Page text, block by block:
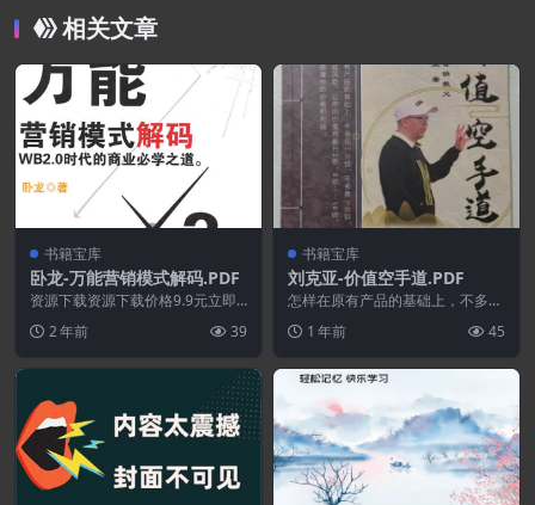
相关文章
书籍宝库
卧龙-万能营销模式解码.PDF
资源下载资源下载价格9.9元立即
2 年前 39
书籍宝库
刘克亚-价值空手道.PDF
怎样在原有产品的基础上，不多花
丝风险，让你的价值感...
1 年前 45